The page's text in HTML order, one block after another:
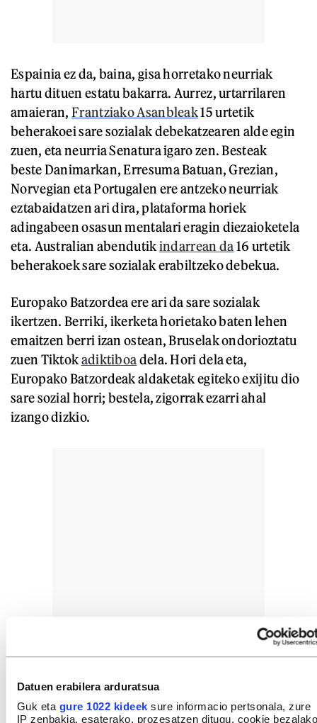
Datuen erabilera arduratsua
Guk eta gure 1022 kideek sure informacio pertsonala, zure
IP zenbakia, esaterako, prozesatzen ditugu, cookie bezalako
Espainia ez da, baina, gisa horretako neurriak
hartu dituen estatu bakarra. Aurrez, urtarrilaren
amaieran,Frantziako Asanbleak15 urtetik
beherakoei sare sozialak debekatzearen alde egin
zuen, eta neurria Senatura igaro zen. Besteak
beste Danimarkan, Erresuma Batuan, Grezian,
Norvegian eta Portugalen ere antzeko neurriak
eztabaidatzen ari dira, plataforma horiek
adingabeen osasun mentalari eragin diezaioketela
eta. Australian abendutikindarrean da16 urtetik
beherakoek sare sozialak erabiltzeko debekua.
Europako Batzordea ere ari da sare sozialak
ikertzen. Berriki, ikerketa horietako baten lehen
emaitzen berri izan ostean, Bruselak ondorioztatu
zuen Tiktokadiktiboadela. Hori dela eta,
Europako Batzordeak aldaketak egiteko exijitu dio
sare sozial horri; bestela, zigorrak ezarri ahal
izango dizkio.